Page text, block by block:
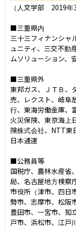
（人文学部　2019
■三重県内
三十三フィナンシャ
ュニティ、三交不動
ムソリューション、
■三重県外
東邦ガス、ＪＴＢ、
売、レクスト、岐阜
行、東海労働金庫、
火災保険、東京海上
険株式会社、NTT東
日本通運
■公務員等
国税庁、農林水産省
局、名古屋地方検察
市役所（津市、四日
勢市、志摩市、松阪
豊田市、一宮市、知
戸市、浜松市、江戸